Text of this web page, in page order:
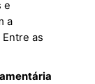
e
a
as